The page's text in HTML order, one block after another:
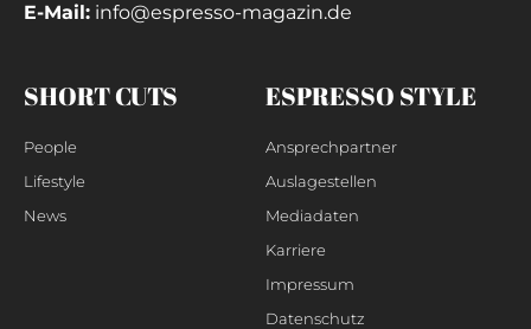
E-Mail: info@espresso-magazin.de
SHORT CUTS
People
Lifestyle
News
ESPRESSO STYLE
Ansprechpartner
Auslagestellen
Mediadaten
Karriere
Impressum
Datenschutz